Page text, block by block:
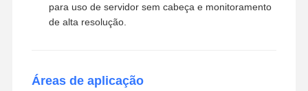
para uso de servidor sem cabeça e monitoramento
de alta resolução.
Áreas de aplicação